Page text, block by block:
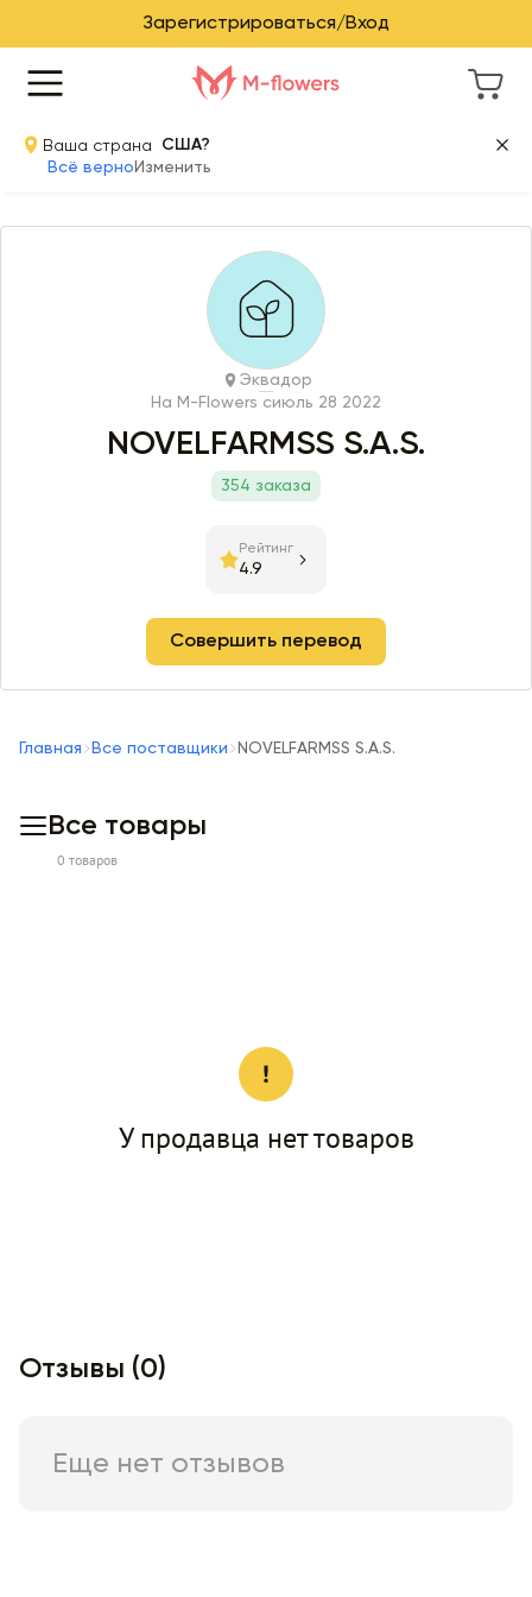
Зарегистрироваться/Вход
Ваша страна
США?
Всё верно Изменить
Эквадор
На M-Flowers сиюль 28 2022
NOVELFARMSS S.A.S.
354 заказа
Рейтинг
4.9
Совершить перевод
Главная Все поставщики NOVELFARMSS S.A.S.
Все товары
0 товаров
У продавца нет товаров
Отзывы (0)
Еще нет отзывов